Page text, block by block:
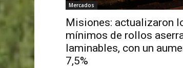
Mercados
Misiones: actualizaron
mínimos de rollos
laminables, con un
7,5%